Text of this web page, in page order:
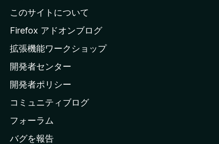
l
a
ホ
ー
ム
ー
ジ
へ
このサイトについて
Firefox アドオンブログ
拡張機能ワークショップ
開発者センター
開発者ポリシー
コミュニティブログ
フォーラム
バグを報告